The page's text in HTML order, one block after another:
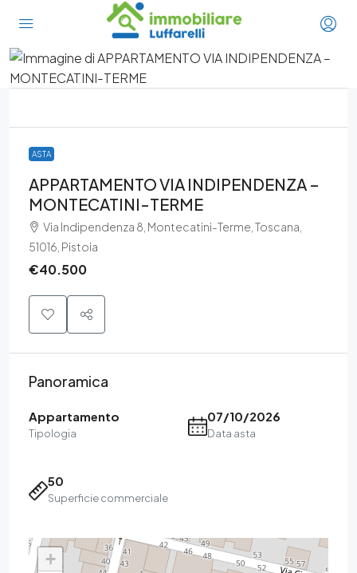
ASTA
APPARTAMENTO VIA INDIPENDENZA –
MONTECATINI-TERME
Via Indipendenza 8, Montecatini-Terme, Toscana,
51016, Pistoia
€40.500
Panoramica
Appartamento
Tipologia
07/10/2026
Data asta
50
Superficie commerciale
+